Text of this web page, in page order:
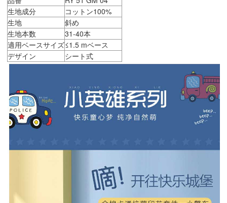
生地成分
コットン100%
生地
斜め
生地本数
31-40本
適用ベースサイズ≤1.5 mベース
デザイン
シート式